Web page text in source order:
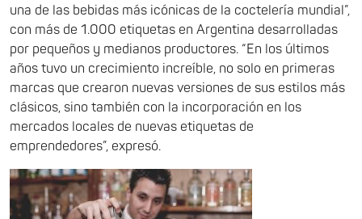
una de las bebidas más icónicas de la coctelería mundial”,
con más de 1.000 etiquetas en Argentina desarrolladas
por pequeños y medianos productores. “En los últimos
años tuvo un crecimiento increíble, no solo en primeras
marcas que crearon nuevas versiones de sus estilos más
clásicos, sino también con la incorporación en los
mercados locales de nuevas etiquetas de
emprendedores”, expresó.